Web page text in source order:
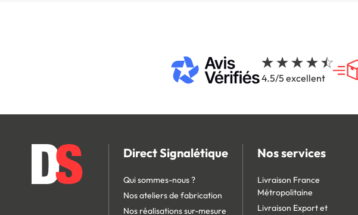
4.5/5 excellent
Direct Signalétique
Qui sommes-nous ?
Nos ateliers de fabrication
Nos réalisations sur-mesure
Nos services
Livraison France
Métropolitaine
Livraison Export et